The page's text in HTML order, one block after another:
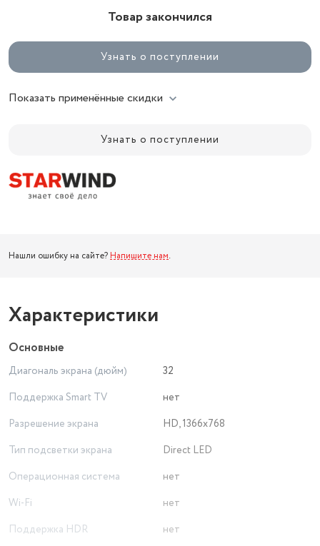
Товар закончился
Узнать о поступлении
Показать применённые скидки
Узнать о поступлении
Нашли ошибку на сайте? Напишите нам.
Характеристики
Основные
Диагональ экрана (дюйм)
32
Поддержка Smart TV
нет
Разрешение экрана
HD, 1366x768
Тип подсветки экрана
Direct LED
Операционная система
нет
Wi-Fi
нет
Поддержка HDR
нет